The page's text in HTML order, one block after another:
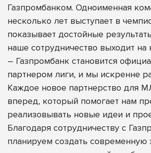
Газпромбанком. Одноименная
несколько лет выступает в
показывает достойные
наше сотрудничество выходит
– Газпромбанк становится
партнером лиги, и мы искренне
Каждое новое партнерство для
вперед, который помогает нам
реализовывать новые идеи и
Благодаря сотрудничеству с
планируем создать современную